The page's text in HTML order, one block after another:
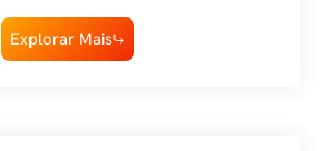
Explorar Mais